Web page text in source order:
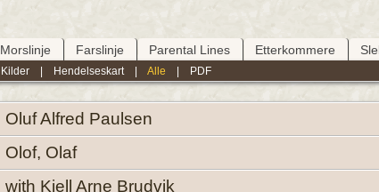
Morslinje Farslinje Parental Lines Etterkommere
Kilder | Hendelseskart |Alle | PDF
Oluf Alfred Paulsen
Olof, Olaf
with Kjell Arne Brudvik